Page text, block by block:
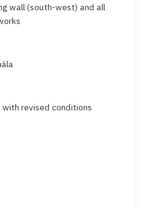
wall (south-west) and all
with revised conditions